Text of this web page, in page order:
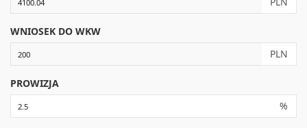
WNIOSEK DO WKW
PLN
PROWIZJA
%